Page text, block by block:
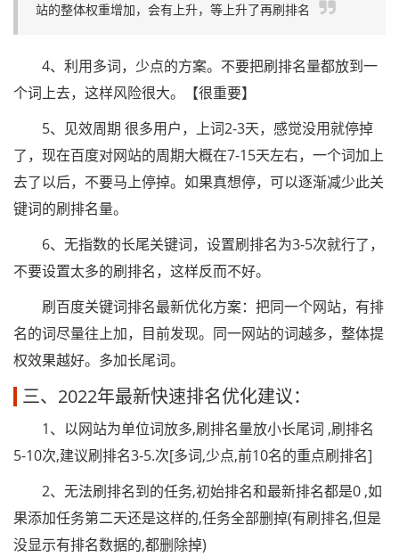
站的整体权重增加，会有上升，等上升了再刷排名
4、利用多词，少点的方案。不要把刷排名量都放到一
个词上去，这样风险很大。【很重要】
5、见效周期 很多用户，上词2-3天，感觉没用就停掉
了，现在百度对网站的周期大概在7-15天左右，一个词加上
去了以后，不要马上停掉。如果真想停，可以逐渐减少此关
键词的刷排名量。
6、无指数的长尾关键词，设置刷排名为3-5次就行了，
不要设置太多的刷排名，这样反而不好。
刷百度关键词排名最新优化方案：把同一个网站，有排
名的词尽量往上加，目前发现。同一网站的词越多，整体提
权效果越好。多加长尾词。
三、2022年最新快速排名优化建议：
1、以网站为单位词放多,刷排名量放小长尾词 ,刷排名
5-10次,建议刷排名3-5.次[多词,少点,前10名的重点刷排名]
2、无法刷排名到的任务,初始排名和最新排名都是0 ,如
果添加任务第二天还是这样的,任务全部删掉(有刷排名,但是
没显示有排名数据的,都删除掉)